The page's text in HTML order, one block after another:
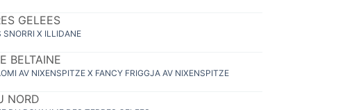
GELEES
X ILLIDANE
BELTAINE
AV NIXENSPITZE X FANCY FRIGGJA AV NIXENSPITZE
NORD